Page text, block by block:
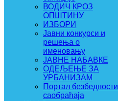
ВОДИЧ КРОЗ
ОПШТИНУ
ИЗБОРИ
Јавни конкурси и
решења о
именовању
ЈАВНЕ НАБАВКЕ
ОДЕЉЕЊЕ ЗА
УРБАНИЗАМ
Портал безбедности
саобраћаја